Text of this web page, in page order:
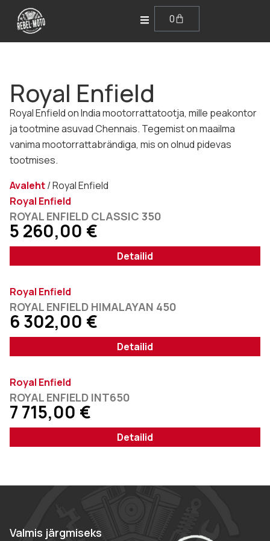
0
Royal Enfield
Royal Enfield on India mootorrattatootja, mille peakontor
ja tootmine asuvad Chennais. Tegemist on maailma
vanima mootorrattabrändiga, mis on olnud pidevas
tootmises.
Avaleht/Royal Enfield
Royal Enfield
ROYAL ENFIELD CLASSIC 350
5 260,00 €
Detailid
Royal Enfield
ROYAL ENFIELD HIMALAYAN 450
6 302,00 €
Detailid
Royal Enfield
ROYAL ENFIELD INT650
7 715,00 €
Detailid
Valmis järgmiseks